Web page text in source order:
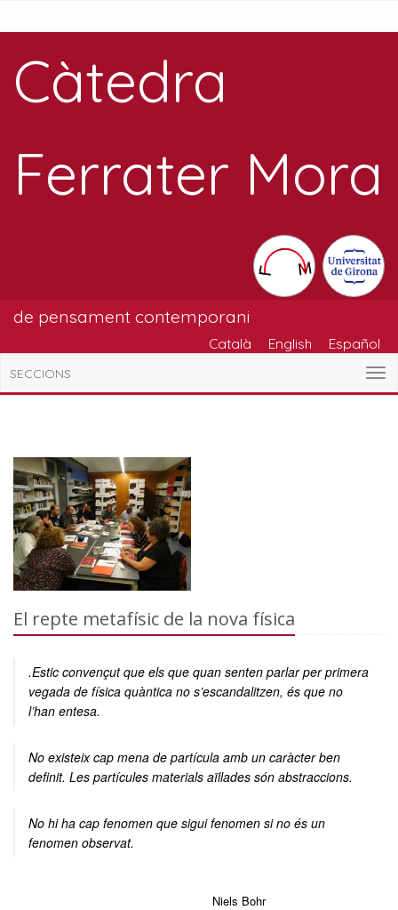
Càtedra
Ferrater Mora
de pensament contemporani
Català English Español
SECCIONS
El repte metafísic de la nova física
.Estic convençut que els que quan senten parlar per primera
vegada de física quàntica no s’escandalitzen, és que no
l’han entesa.
No existeix cap mena de partícula amb un caràcter ben
definit. Les partícules materials aïllades són abstraccions.
No hi ha cap fenomen que sigui fenomen si no és un
fenomen observat.
Niels Bohr